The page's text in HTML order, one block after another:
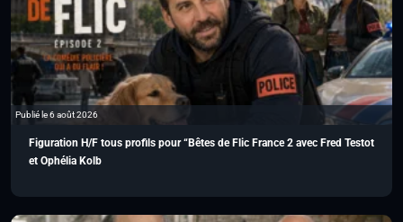
Publié le 6 août 2026
Figuration H/F tous profils pour “Bêtes de Flic France 2 avec Fred Testot
et Ophélia Kolb